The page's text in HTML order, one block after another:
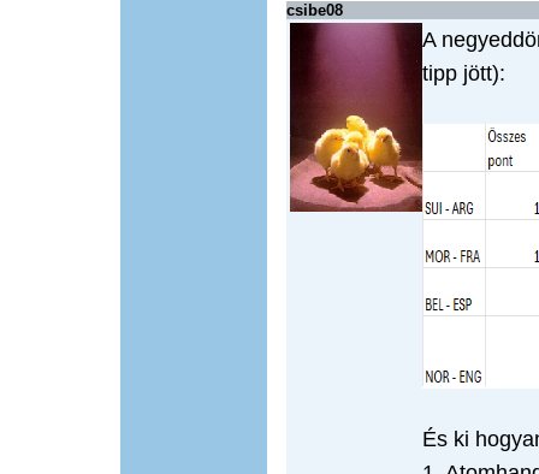
csibe08
A
tipp jött):
És ki